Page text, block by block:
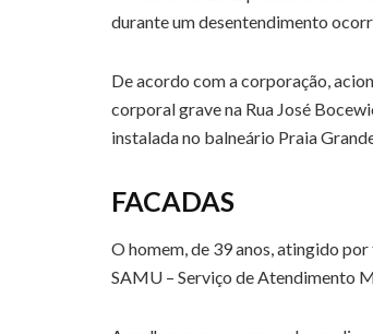
durante um desentendimento
De acordo com a corporação,
corporal grave na Rua José
instalada no balneário Praia
FACADAS
O homem, de 39 anos, atingido
SAMU – Serviço de Atendimento